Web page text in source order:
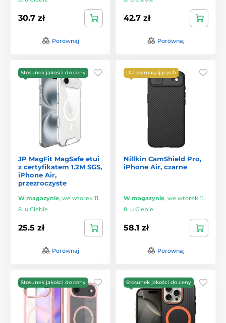
30.7 zł
Porównaj
42.7 zł
Porównaj
Stosunek jakości do ceny
JP MagFit MagSafe etui
z certyfikatem 1.2M SGS,
iPhone Air,
przezroczyste
W magazynie, we wtorek 11.
8. u Ciebie
25.5 zł
Porównaj
Dla wymagających
Nillkin CamShield Pro,
iPhone Air, czarne
W magazynie, we wtorek 11.
8. u Ciebie
58.1 zł
Porównaj
Stosunek jakości do ceny Stosunek jakości do ceny